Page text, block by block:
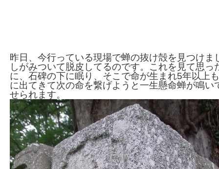
昨日、今行っている現場で蝉の抜け殻を見つけま
しがみついて脱皮してるのです。これを見て思っ
に、石碑の下に眠り、そこで命が生まれ5年以上
に出てきて次の命を繋げようと一生懸命蝉が鳴い
せられます。